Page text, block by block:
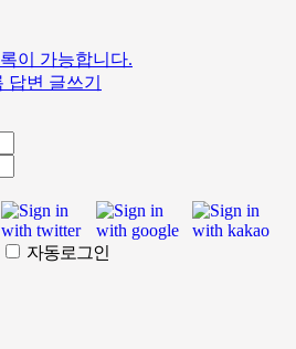
이 가능합니다.
답변 글쓰기
자동로그인